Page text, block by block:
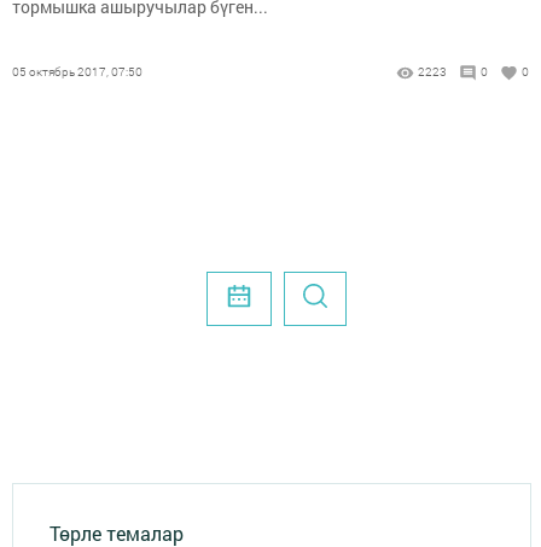
тормышка ашыручылар бүген...
05 октябрь 2017, 07:50 2223 0 0
Төрле темалар